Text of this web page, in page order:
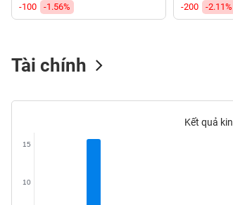
-100
-1.56%
-200
-2.11%
Tài chính
Kết quả
10
15
SECTOR
NGUYÊN